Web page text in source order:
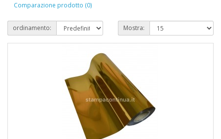
Comparazione prodotto (0)
ordinamento: Mostra: